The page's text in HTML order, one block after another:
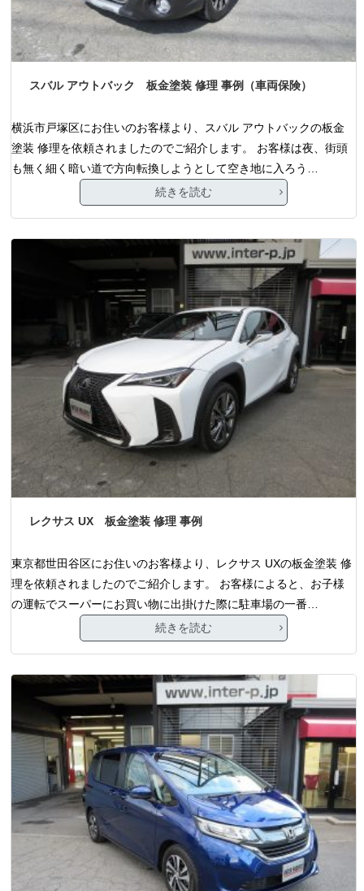
スバル アウトバック 板金塗装 修理 事例（車両保険）
横浜市戸塚区にお住いのお客様より、スバル アウトバックの板金
塗装 修理を依頼されましたのでご紹介します。 お客様は夜、街頭
も無く細く暗い道で方向転換しようとして空き地に入ろう…
続きを読む
レクサス UX 板金塗装 修理 事例
東京都世田谷区にお住いのお客様より、レクサス UXの板金塗装 修
理を依頼されましたのでご紹介します。 お客様によると、お子様
の運転でスーパーにお買い物に出掛けた際に駐車場の一番…
続きを読む